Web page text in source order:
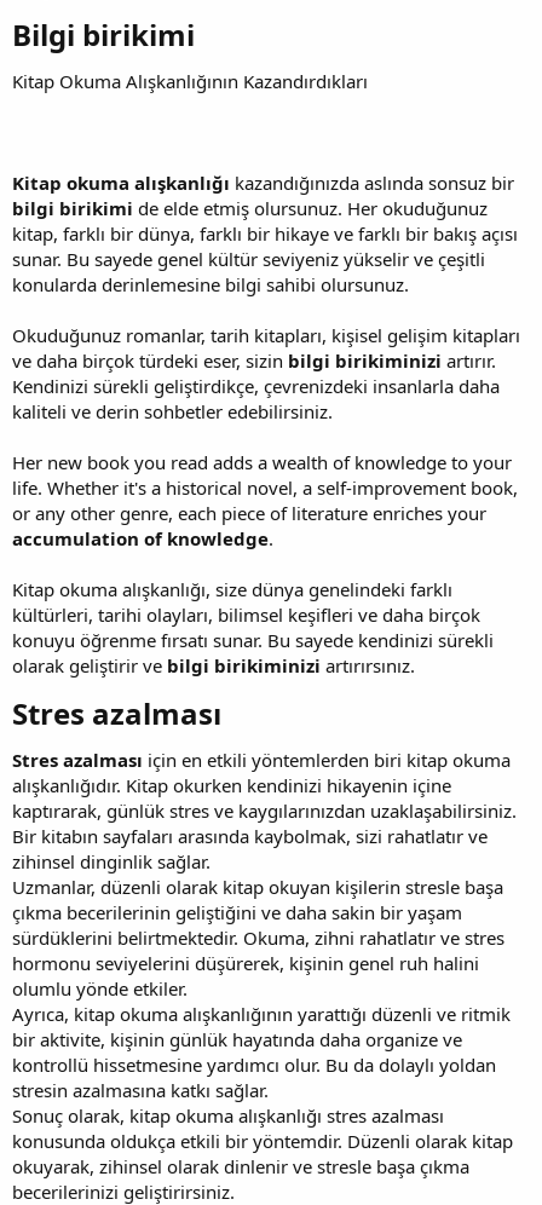
Bilgi birikimi​
Kitap Okuma Alışkanlığının Kazandırdıkları
Kitap okuma alışkanlığı kazandığınızda aslında sonsuz bir
bilgi birikimi de elde etmiş olursunuz. Her okuduğunuz
kitap, farklı bir dünya, farklı bir hikaye ve farklı bir bakış açısı
sunar. Bu sayede genel kültür seviyeniz yükselir ve çeşitli
konularda derinlemesine bilgi sahibi olursunuz.
Okuduğunuz romanlar, tarih kitapları, kişisel gelişim kitapları
ve daha birçok türdeki eser, sizin bilgi birikiminizi artırır.
Kendinizi sürekli geliştirdikçe, çevrenizdeki insanlarla daha
kaliteli ve derin sohbetler edebilirsiniz.
Her new book you read adds a wealth of knowledge to your
life. Whether it's a historical novel, a self-improvement book,
or any other genre, each piece of literature enriches your
accumulation of knowledge.
Kitap okuma alışkanlığı, size dünya genelindeki farklı
kültürleri, tarihi olayları, bilimsel keşifleri ve daha birçok
konuyu öğrenme fırsatı sunar. Bu sayede kendinizi sürekli
olarak geliştirir ve bilgi birikiminizi artırırsınız.
Stres azalması​
Stres azalması için en etkili yöntemlerden biri kitap okuma
alışkanlığıdır. Kitap okurken kendinizi hikayenin içine
kaptırarak, günlük stres ve kaygılarınızdan uzaklaşabilirsiniz.
Bir kitabın sayfaları arasında kaybolmak, sizi rahatlatır ve
zihinsel dinginlik sağlar.
Uzmanlar, düzenli olarak kitap okuyan kişilerin stresle başa
çıkma becerilerinin geliştiğini ve daha sakin bir yaşam
sürdüklerini belirtmektedir. Okuma, zihni rahatlatır ve stres
hormonu seviyelerini düşürerek, kişinin genel ruh halini
olumlu yönde etkiler.
Ayrıca, kitap okuma alışkanlığının yarattığı düzenli ve ritmik
bir aktivite, kişinin günlük hayatında daha organize ve
kontrollü hissetmesine yardımcı olur. Bu da dolaylı yoldan
stresin azalmasına katkı sağlar.
Sonuç olarak, kitap okuma alışkanlığı stres azalması
konusunda oldukça etkili bir yöntemdir. Düzenli olarak kitap
okuyarak, zihinsel olarak dinlenir ve stresle başa çıkma
becerilerinizi geliştirirsiniz.